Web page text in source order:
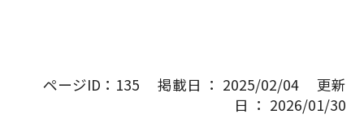
ページID：135 掲載日 ： 2025/02/04 更新
日 ： 2026/01/30